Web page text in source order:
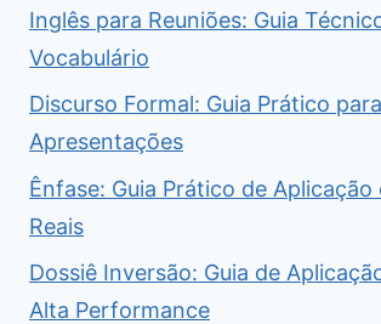
Inglês para Reuniões: Guia
Vocabulário
Discurso Formal: Guia Prático
Apresentações
Ênfase: Guia Prático de Aplicação
Reais
Dossiê Inversão: Guia de
Alta Performance